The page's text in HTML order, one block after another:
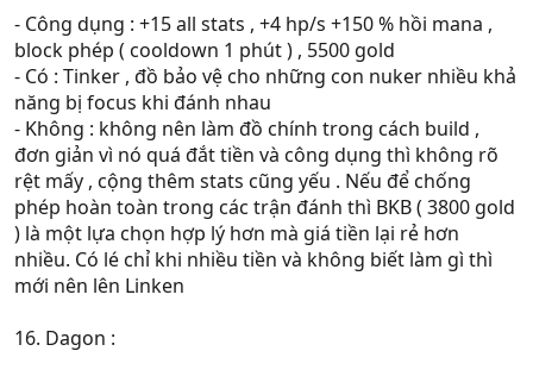
- Công dụng : +15 all stats , +4 hp/s +150 % hồi mana ,
block phép ( cooldown 1 phút ) , 5500 gold
- Có : Tinker , đồ bảo vệ cho những con nuker nhiều khả
năng bị focus khi đánh nhau
- Không : không nên làm đồ chính trong cách build ,
đơn giản vì nó quá đắt tiền và công dụng thì không rõ
rệt mấy , cộng thêm stats cũng yếu . Nếu để chống
phép hoàn toàn trong các trận đánh thì BKB ( 3800 gold
) là một lựa chọn hợp lý hơn mà giá tiền lại rẻ hơn
nhiều. Có lé chỉ khi nhiều tiền và không biết làm gì thì
mới nên lên Linken
16. Dagon :